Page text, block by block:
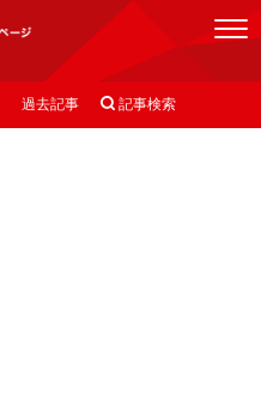
過去記事  記事検索